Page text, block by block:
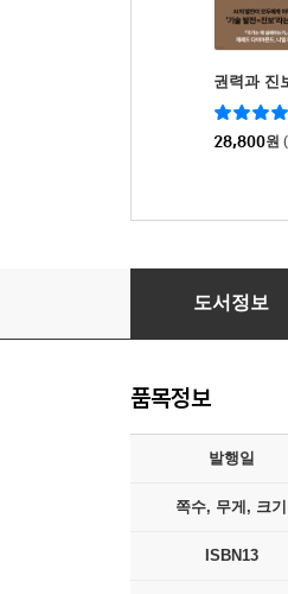
권력과 진
28,800원
시스템 에러
도서정보
품목정보
발행일
쪽수, 무게, 크기
ISBN13